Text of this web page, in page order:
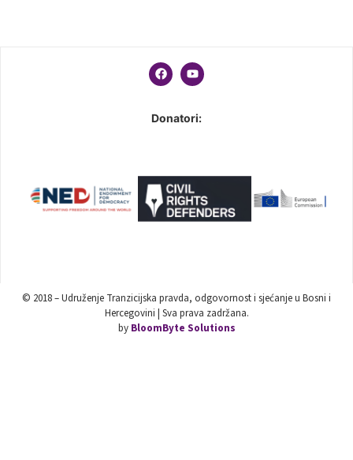
Donatori:
© 2018 – Udruženje Tranzicijska pravda, odgovornost i sjećanje u Bosni i
Hercegovini | Sva prava zadržana.
by BloomByte Solutions